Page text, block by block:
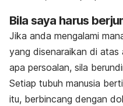
Bila saya harus
Jika anda mengalami
yang disenaraikan di atas
apa persoalan, sila
Setiap tubuh manusia
itu, berbincang dengan